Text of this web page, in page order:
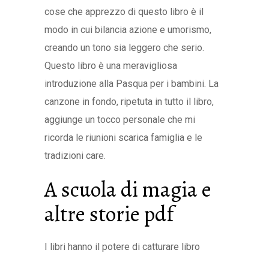
cose che apprezzo di questo libro è il
modo in cui bilancia azione e umorismo,
creando un tono sia leggero che serio.
Questo libro è una meravigliosa
introduzione alla Pasqua per i bambini. La
canzone in fondo, ripetuta in tutto il libro,
aggiunge un tocco personale che mi
ricorda le riunioni scarica famiglia e le
tradizioni care.
A scuola di magia e
altre storie pdf
I libri hanno il potere di catturare libro